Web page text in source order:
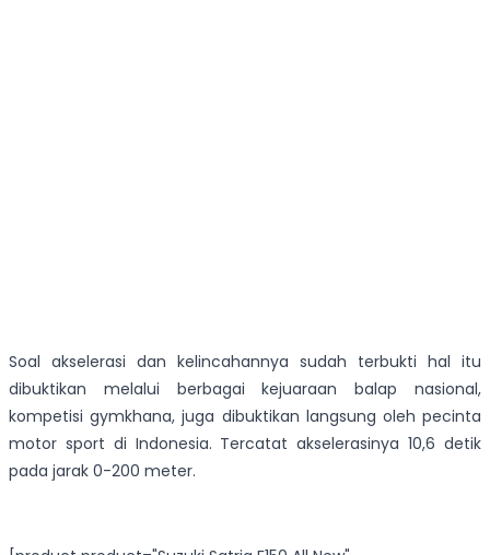
Soal akselerasi dan kelincahannya sudah terbukti hal itu
dibuktikan melalui berbagai kejuaraan balap nasional,
kompetisi gymkhana, juga dibuktikan langsung oleh pecinta
motor sport di Indonesia. Tercatat akselerasinya 10,6 detik
pada jarak 0-200 meter.